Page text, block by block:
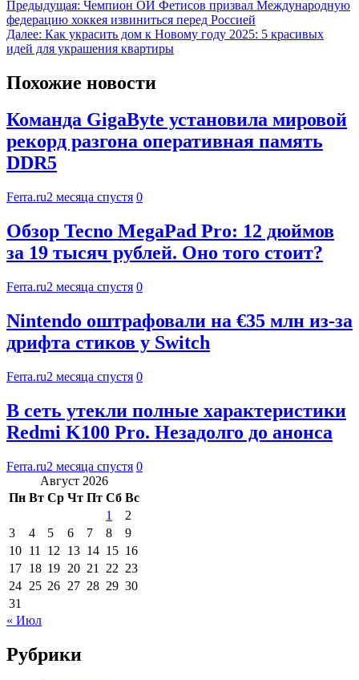
Предыдущая: Чемпион ОИ Фетисов призвал Международную
федерацию хоккея извиниться перед Россией
Далее: Как украсить дом к Новому году 2025: 5 красивых
идей для украшения квартиры
Похожие новости
Команда GigaByte установила мировой
рекорд разгона оперативная память
DDR5
Ferra.ru2 месяца спустя 0
Обзор Tecno MegaPad Pro: 12 дюймов
за 19 тысяч рублей. Оно того стоит?
Ferra.ru2 месяца спустя 0
Nintendo оштрафовали на €35 млн из-за
дрифта стиков у Switch
Ferra.ru2 месяца спустя 0
В сеть утекли полные характеристики
Redmi K100 Pro. Незадолго до анонса
Ferra.ru2 месяца спустя 0
Август 2026
Пн Вт Ср Чт Пт Сб Вс
1
2
3
4 5 6 7 8
9
10 11 12 13 14 15 16
17 18 19 20 21 22 23
24 25 26 27 28 29 30
31
« Июл
Рубрики